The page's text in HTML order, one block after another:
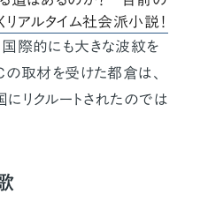
アルタイム社会派小説！
国際的にも大きな波紋を
取材を受けた都倉は、
リクルートされたのでは